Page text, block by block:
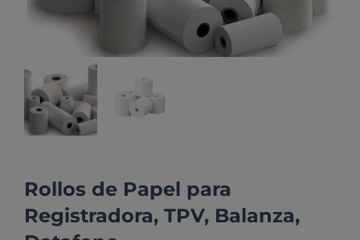
Rollos de Papel para
Registradora, TPV, Balanza,